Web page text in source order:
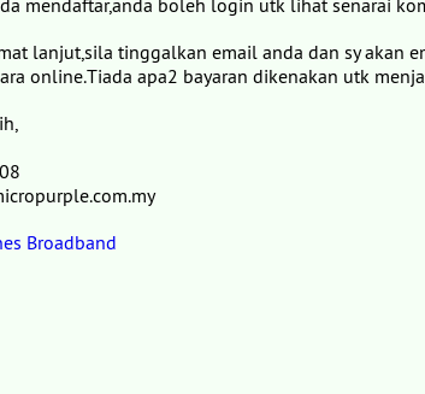
mendaftar,anda boleh login utk lihat senarai
lanjut,sila tinggalkan email anda dan sy akan
online.Tiada apa2 bayaran dikenakan utk
Broadband